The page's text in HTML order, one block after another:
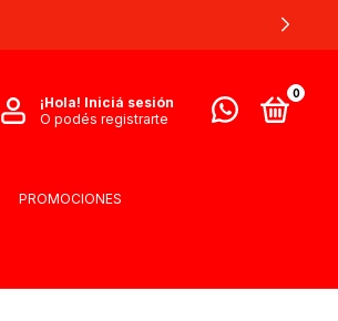
¡Hola! Iniciá sesión
O podés registrarte
0
PROMOCIONES